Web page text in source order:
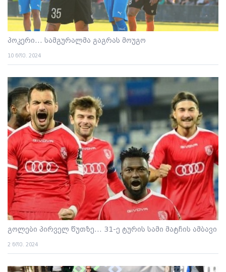
პოკერი... სამგურალმა გაგრას მოუგო
10 ნოე. 2024
გოლები პირველ წუთზე... 31-ე ტურის სამი მატჩის ამბავი
2 ნოე. 2024